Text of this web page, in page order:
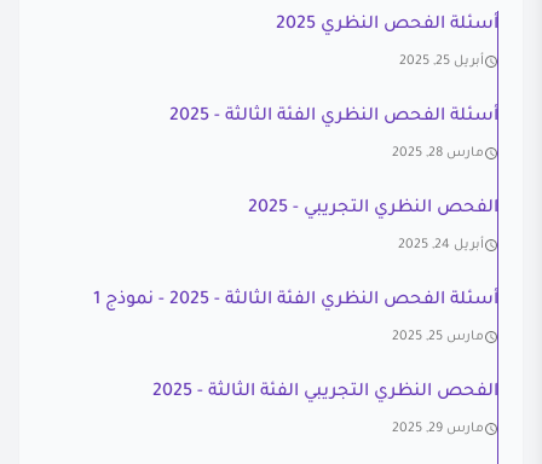
أسئلة الفحص النظري 2025
أبريل 25, 2025
أسئلة الفحص النظري الفئة الثالثة - 2025
مارس 28, 2025
الفحص النظري التجريبي - 2025
أبريل 24, 2025
أسئلة الفحص النظري الفئة الثالثة - 2025 - نموذج 1
مارس 25, 2025
الفحص النظري التجريبي الفئة الثالثة - 2025
مارس 29, 2025